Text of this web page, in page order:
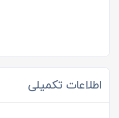
اطلاعات تکمیلی